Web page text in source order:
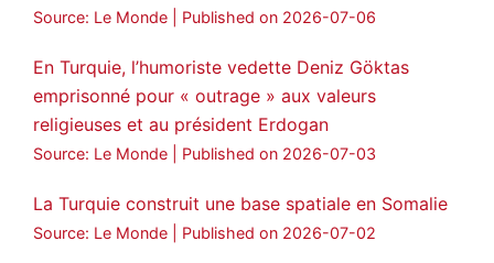
Source: Le Monde Published on 2026-07-06
En Turquie, l’humoriste vedette Deniz Göktas
emprisonné pour « outrage » aux valeurs
religieuses et au président Erdogan
Source: Le Monde Published on 2026-07-03
La Turquie construit une base spatiale en Somalie
Source: Le Monde Published on 2026-07-02